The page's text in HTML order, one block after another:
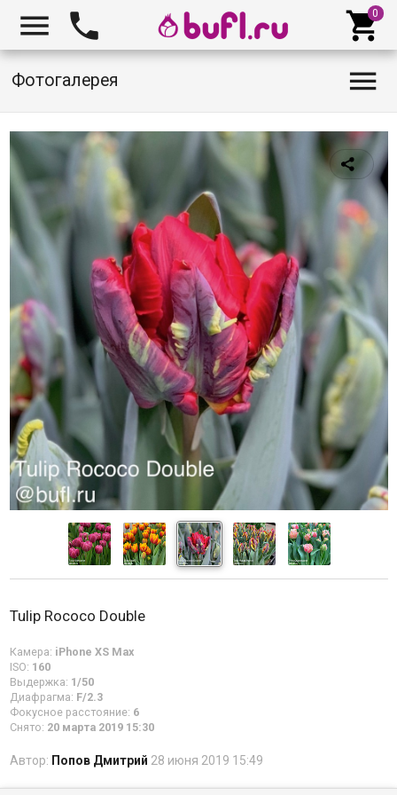
  
Фотогалерея 
Tulip Rococo Double
Камера: iPhone XS Max
ISO: 160
Выдержка: 1/50
Диафрагма: F/2.3
Фокусное расстояние: 6
Снято: 20 марта 2019 15:30
Автор: Попов Дмитрий 28 июня 2019 15:49